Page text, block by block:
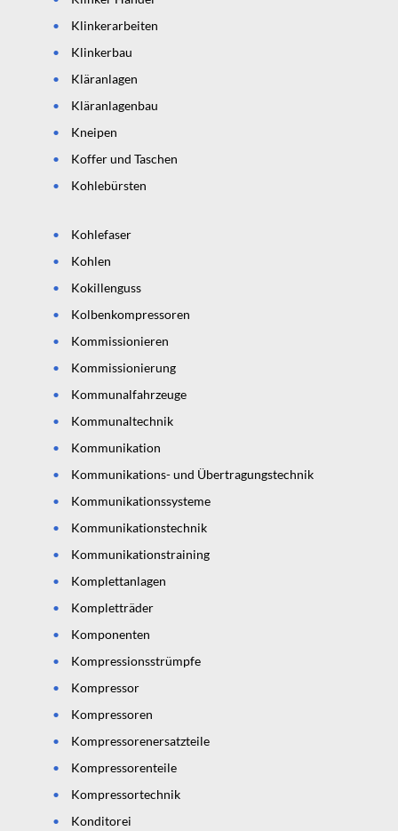
Klinkerarbeiten
Klinkerbau
Kläranlagen
Kläranlagenbau
Kneipen
Koffer und Taschen
Kohlebürsten
Kohlefaser
Kohlen
Kokillenguss
Kolbenkompressoren
Kommissionieren
Kommissionierung
Kommunalfahrzeuge
Kommunaltechnik
Kommunikation
Kommunikations- und Übertragungstechnik
Kommunikationssysteme
Kommunikationstechnik
Kommunikationstraining
Komplettanlagen
Kompletträder
Komponenten
Kompressionsstrümpfe
Kompressor
Kompressoren
Kompressorenersatzteile
Kompressorenteile
Kompressortechnik
Konditorei